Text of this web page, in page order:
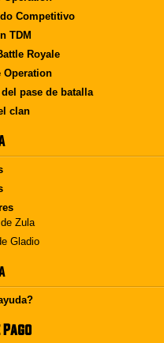
Competitivo
TDM
Royale
Operation
pase de batalla
clan
Zula
Gladio